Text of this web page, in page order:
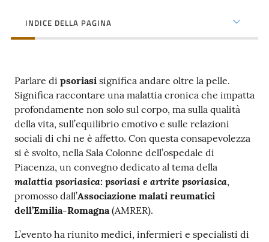
Piacenza
Costruiamo
Salute
INDICE DELLA PAGINA
Parlare di psoriasi significa andare oltre la pelle.
Significa raccontare una malattia cronica che impatta
profondamente non solo sul corpo, ma sulla qualità
della vita, sull’equilibrio emotivo e sulle relazioni
sociali di chi ne è affetto. Con questa consapevolezza
si è svolto, nella Sala Colonne dell’ospedale di
Piacenza, un convegno dedicato al tema della
malattia psoriasica: psoriasi e artrite psoriasica,
promosso dall’Associazione malati reumatici
dell’Emilia-Romagna(AMRER).
L’evento ha riunito medici, infermieri e specialisti di